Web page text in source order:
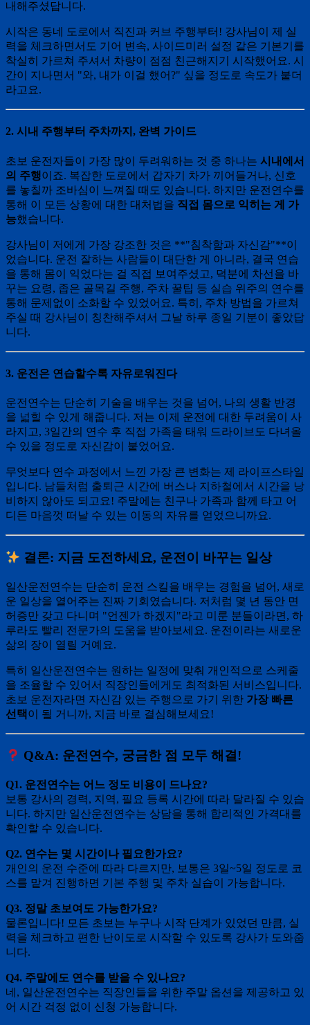
내해주셨답니다.
시작은 동네 도로에서 직진과 커브 주행부터! 강사님이 제 실
력을 체크하면서도 기어 변속, 사이드미러 설정 같은 기본기를
착실히 가르쳐 주셔서 차량이 점점 친근해지기 시작했어요. 시
간이 지나면서 "와, 내가 이걸 했어?" 싶을 정도로 속도가 붙더
라고요.
2. 시내 주행부터 주차까지, 완벽 가이드
초보 운전자들이 가장 많이 두려워하는 것 중 하나는 시내에서
의 주행이죠. 복잡한 도로에서 갑자기 차가 끼어들거나, 신호
를 놓칠까 조바심이 느껴질 때도 있습니다. 하지만 운전연수를
통해 이 모든 상황에 대한 대처법을 직접 몸으로 익히는 게 가
능했습니다.
강사님이 저에게 가장 강조한 것은 **"침착함과 자신감"**이
었습니다. 운전 잘하는 사람들이 대단한 게 아니라, 결국 연습
을 통해 몸이 익었다는 걸 직접 보여주셨고, 덕분에 차선을 바
꾸는 요령, 좁은 골목길 주행, 주차 꿀팁 등 실습 위주의 연수를
통해 문제없이 소화할 수 있었어요. 특히, 주차 방법을 가르쳐
주실 때 강사님이 칭찬해주셔서 그날 하루 종일 기분이 좋았답
니다.
3. 운전은 연습할수록 자유로워진다
운전연수는 단순히 기술을 배우는 것을 넘어, 나의 생활 반경
을 넓힐 수 있게 해줍니다. 저는 이제 운전에 대한 두려움이 사
라지고, 3일간의 연수 후 직접 가족을 태워 드라이브도 다녀올
수 있을 정도로 자신감이 붙었어요.
무엇보다 연수 과정에서 느낀 가장 큰 변화는 제 라이프스타일
입니다. 남들처럼 출퇴근 시간에 버스나 지하철에서 시간을 낭
비하지 않아도 되고요! 주말에는 친구나 가족과 함께 타고 어
디든 마음껏 떠날 수 있는 이동의 자유를 얻었으니까요.
결론: 지금 도전하세요, 운전이 바꾸는 일상
일산운전연수는 단순히 운전 스킬을 배우는 경험을 넘어, 새로
운 일상을 열어주는 진짜 기회였습니다. 저처럼 몇 년 동안 면
허증만 갖고 다니며 "언젠가 하겠지"라고 미룬 분들이라면, 하
루라도 빨리 전문가의 도움을 받아보세요. 운전이라는 새로운
삶의 장이 열릴 거예요.
특히 일산운전연수는 원하는 일정에 맞춰 개인적으로 스케줄
을 조율할 수 있어서 직장인들에게도 최적화된 서비스입니다.
초보 운전자라면 자신감 있는 주행으로 가기 위한 가장 빠른
선택이 될 거니까, 지금 바로 결심해보세요!
Q&A: 운전연수, 궁금한 점 모두 해결!
Q1. 운전연수는 어느 정도 비용이 드나요?
보통 강사의 경력, 지역, 필요 등록 시간에 따라 달라질 수 있습
니다. 하지만 일산운전연수는 상담을 통해 합리적인 가격대를
확인할 수 있습니다.
Q2. 연수는 몇 시간이나 필요한가요?
개인의 운전 수준에 따라 다르지만, 보통은 3일~5일 정도로 코
스를 맡겨 진행하면 기본 주행 및 주차 실습이 가능합니다.
Q3. 정말 초보여도 가능한가요?
물론입니다! 모든 초보는 누구나 시작 단계가 있었던 만큼, 실
력을 체크하고 편한 난이도로 시작할 수 있도록 강사가 도와줍
니다.
Q4. 주말에도 연수를 받을 수 있나요?
네, 일산운전연수는 직장인들을 위한 주말 옵션을 제공하고 있
어 시간 걱정 없이 신청 가능합니다.